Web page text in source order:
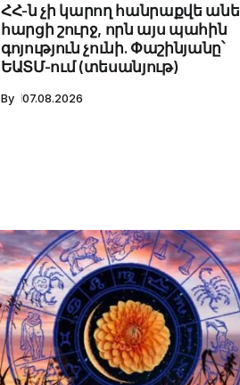
ՀՀ-ն չի կարող հանրաքվե
հարցի շուրջ, որն այս պահին
գոյություն չունի. Փաշինյանը՝
ԵԱՏՄ-ում (տեսանյութ)
By 07.08.2026